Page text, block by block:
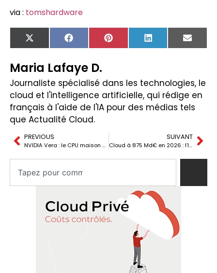
via : tomshardware
X
(Twitter)
FacebookPinterest LinkedIn Email
Maria Lafaye D.
Journaliste spécialisé dans les technologies, le
cloud et l'intelligence artificielle, qui rédige en
français à l'aide de l'IA pour des médias tels
que Actualité Cloud.
PREVIOUS
NVIDIA Vera : le CPU maison qui vise 200 milliards dans les centres de données
SUIVANT
Cloud à 875 Md€ en 2026 : l’IA gonfle les dépenses et créuse le gaspillage